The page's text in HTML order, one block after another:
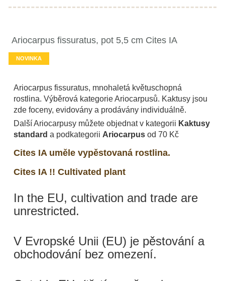
Ariocarpus fissuratus, pot 5,5 cm Cites IA
NOVINKA
Ariocarpus fissuratus, mnohaletá květuschopná
rostlina. Výběrová kategorie Ariocarpusů. Kaktusy jsou
zde foceny, evidovány a prodávány individuálně.
Další Ariocarpusy můžete objednat v kategorii Kaktusy
standard a podkategorii Ariocarpus od 70 Kč
Cites IA uměle vypěstovaná rostlina.
Cites IA !! Cultivated plant
In the EU, cultivation and trade are
unrestricted.
V Evropské Unii (EU) je pěstování a
obchodování bez omezení.